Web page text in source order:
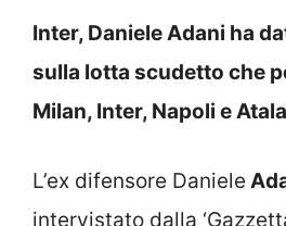
Inter, Daniele Adani ha
sulla lotta scudetto che
Milan, Inter, Napoli e
L’ex difensore Daniele
intervistato dalla